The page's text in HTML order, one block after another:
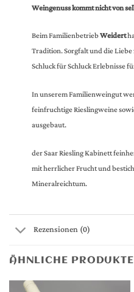
Weingenuss kommt nicht von
Beim FamilienbetriebWeidert
Tradition. Sorgfalt und die
Schluck für Schluck Erlebnisse
In unserem Familienweingut
feinfruchtige Rieslingweine
ausgebaut.
der Saar Riesling Kabinett
mit herrlicher Frucht und
Mineralreichtum.
Rezensionen (0)
ÄHNLICHE PRODUKTE